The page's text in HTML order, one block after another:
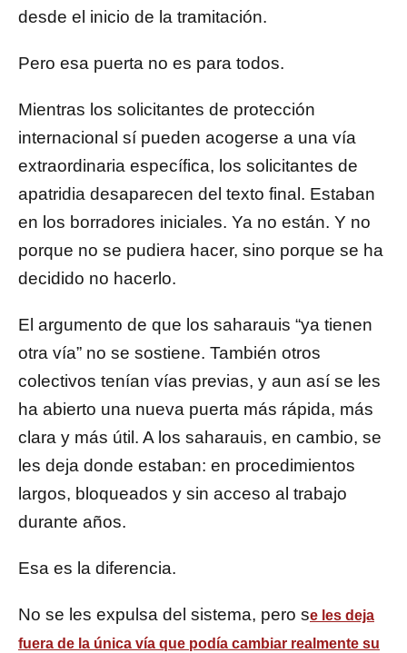
desde el inicio de la tramitación.
Pero esa puerta no es para todos.
Mientras los solicitantes de protección
internacional sí pueden acogerse a una vía
extraordinaria específica, los solicitantes de
apatridia desaparecen del texto final. Estaban
en los borradores iniciales. Ya no están. Y no
porque no se pudiera hacer, sino porque se ha
decidido no hacerlo.
El argumento de que los saharauis “ya tienen
otra vía” no se sostiene. También otros
colectivos tenían vías previas, y aun así se les
ha abierto una nueva puerta más rápida, más
clara y más útil. A los saharauis, en cambio, se
les deja donde estaban: en procedimientos
largos, bloqueados y sin acceso al trabajo
durante años.
Esa es la diferencia.
No se les expulsa del sistema, pero se les deja
fuera de la única vía que podía cambiar realmente su